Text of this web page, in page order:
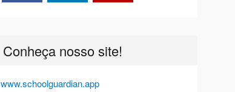
Conheça nosso site!
www.schoolguardian.app